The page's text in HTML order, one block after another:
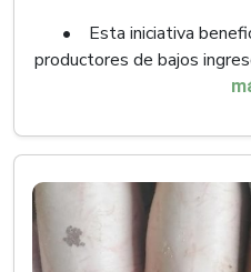
• Esta iniciativa
productores de bajos